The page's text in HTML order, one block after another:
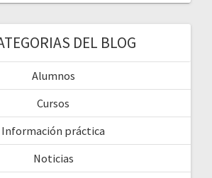
DEL BLOG
Alumnos
Cursos
Información práctica
Noticias